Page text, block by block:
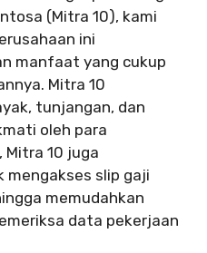
(Mitra 10), kami
ini
manfaat yang cukup
Mitra 10
tunjangan, dan
oleh para
Mitra 10 juga
mengakses slip gaji
memudahkan
data pekerjaan